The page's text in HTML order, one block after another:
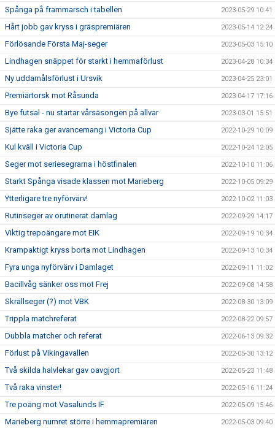
Spånga på frammarsch i tabellen 2023-05-29 10:41
Hårt jobb gav kryss i gräspremiären 2023-05-14 12:24
Förlösande Första Maj-seger 2023-05-03 15:10
Lindhagen snäppet för starkt i hemmaförlust 2023-04-28 10:34
Ny uddamålsförlust i Ursvik 2023-04-25 23:01
Premiärtorsk mot Råsunda 2023-04-17 17:16
Bye futsal - nu startar vårsäsongen på allvar 2023-03-01 15:51
Sjätte raka ger avancemang i Victoria Cup 2022-10-29 10:09
Kul kväll i Victoria Cup 2022-10-24 12:05
Seger mot seriesegrarna i höstfinalen 2022-10-10 11:06
Starkt Spånga visade klassen mot Marieberg 2022-10-05 09:29
Ytterligare tre nyförvärv! 2022-10-02 11:03
Rutinseger av orutinerat damlag 2022-09-29 14:17
Viktig trepoängare mot EIK 2022-09-19 10:34
Krampaktigt kryss borta mot Lindhagen 2022-09-13 10:34
Fyra unga nyförvärv i Damlaget 2022-09-11 11:02
Bacillvåg sänker oss mot Frej 2022-09-08 14:58
Skrällseger (?) mot VBK 2022-08-30 13:09
Trippla matchreferat 2022-08-22 09:57
Dubbla matcher och referat 2022-06-13 09:32
Förlust på Vikingavallen 2022-05-30 13:12
Två skilda halvlekar gav oavgjort 2022-05-23 11:48
Två raka vinster! 2022-05-16 11:24
Tre poäng mot Vasalunds IF 2022-05-09 15:46
Marieberg numret större i hemmapremiären 2022-05-03 09:40